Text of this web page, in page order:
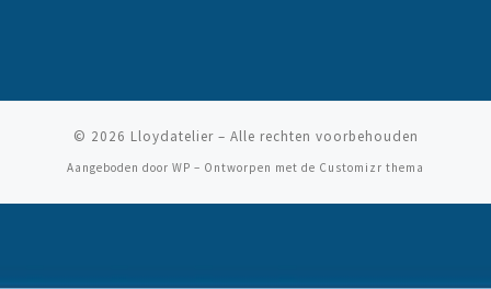
© 2026 Lloydatelier– Alle rechten voorbehouden
Aangeboden door WP – Ontworpen met de Customizr thema